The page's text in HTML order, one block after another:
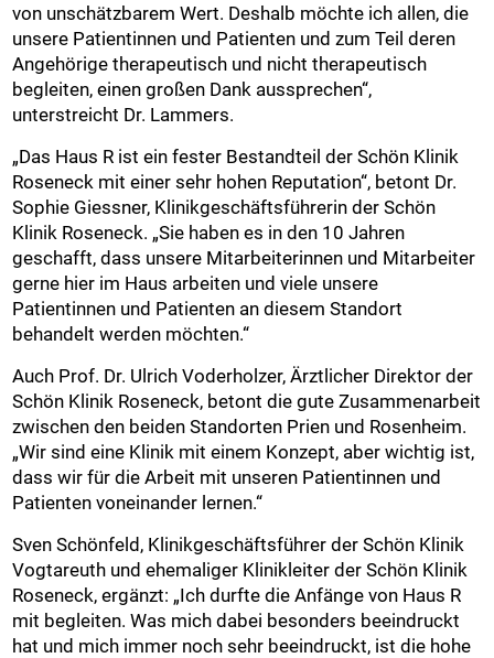
von unschätzbarem Wert. Deshalb möchte ich allen, die
unsere Patientinnen und Patienten und zum Teil deren
Angehörige therapeutisch und nicht therapeutisch
begleiten, einen großen Dank aussprechen“,
unterstreicht Dr. Lammers.
„Das Haus R ist ein fester Bestandteil der Schön Klinik
Roseneck mit einer sehr hohen Reputation“, betont Dr.
Sophie Giessner, Klinikgeschäftsführerin der Schön
Klinik Roseneck. „Sie haben es in den 10 Jahren
geschafft, dass unsere Mitarbeiterinnen und Mitarbeiter
gerne hier im Haus arbeiten und viele unsere
Patientinnen und Patienten an diesem Standort
behandelt werden möchten.“
Auch Prof. Dr. Ulrich Voderholzer, Ärztlicher Direktor der
Schön Klinik Roseneck, betont die gute Zusammenarbeit
zwischen den beiden Standorten Prien und Rosenheim.
„Wir sind eine Klinik mit einem Konzept, aber wichtig ist,
dass wir für die Arbeit mit unseren Patientinnen und
Patienten voneinander lernen.“
Sven Schönfeld, Klinikgeschäftsführer der Schön Klinik
Vogtareuth und ehemaliger Klinikleiter der Schön Klinik
Roseneck, ergänzt: „Ich durfte die Anfänge von Haus R
mit begleiten. Was mich dabei besonders beeindruckt
hat und mich immer noch sehr beeindruckt, ist die hohe